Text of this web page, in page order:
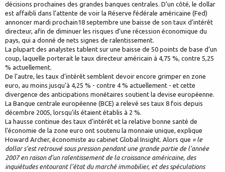
décisions prochaines des grandes banques centrales. D’un côté, le dollar
est affaibli dans l’attente de voir la Réserve fédérale américaine (Fed)
annoncer mardi prochain18 septembre une baisse de son taux d’intérêt
directeur, afin de diminuer les risques d’une récession économique du
pays, qui a donné de nets signes de ralentissement.
La plupart des analystes tablent sur une baisse de 50 points de base d’un
coup, laquelle porterait le taux directeur américain à 4,75 %, contre 5,25
% actuellement.
De l’autre, les taux d’intérêt semblent devoir encore grimper en zone
euro, au moins jusqu’à 4,25 % - contre 4 % actuellement - et cette
divergence des anticipations monétaires soutient la devise européenne.
La Banque centrale européenne (BCE) a relevé ses taux 8 fois depuis
décembre 2005, lorsqu’ils étaient établis à 2 %.
La hausse continue des taux d’intérêt et la relative bonne santé de
l’économie de la zone euro ont soutenu la monnaie unique, explique
Howard Archer, économiste au cabinet Global Insight. Alors que « le
dollar s’est retrouvé sous pression pendant une grande partie de l'année
2007 en raison d'un ralentissement de la croissance américaine, des
inquiétudes entourant l’état du marché immobilier, et des spéculations